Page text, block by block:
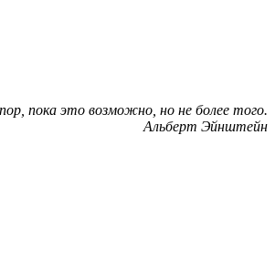
пока это возможно, но не более того.
Альберт Эйнштейн